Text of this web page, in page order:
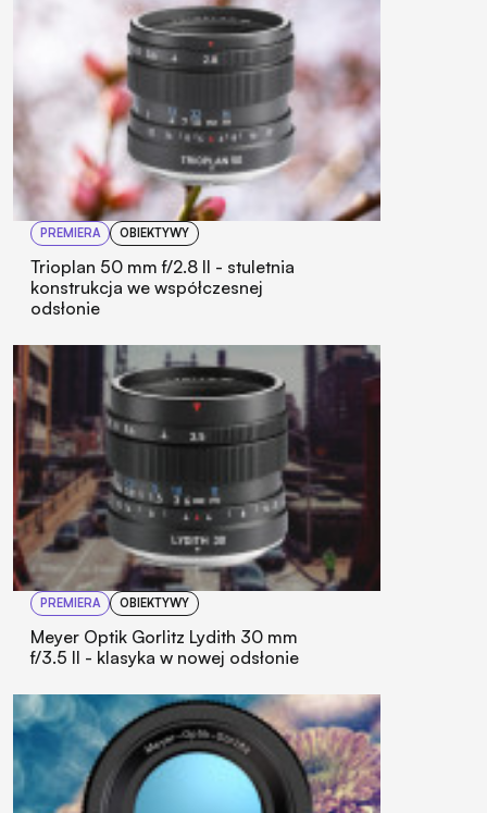
PREMIERA OBIEKTYWY
Trioplan 50 mm f/2.8 II - stuletnia
konstrukcja we współczesnej
odsłonie
PREMIERA OBIEKTYWY
Meyer Optik Gorlitz Lydith 30 mm
f/3.5 II - klasyka w nowej odsłonie